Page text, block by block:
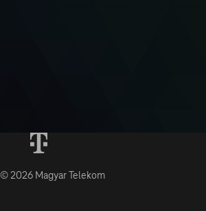
© 2026 Magyar Telekom